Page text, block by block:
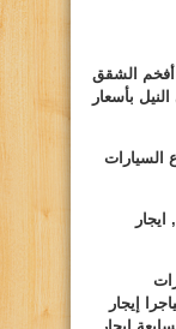
أفخم الشقق
بأسعار
السيارات
إيجار